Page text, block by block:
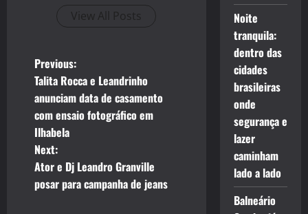
View All Posts
P
o
s
t
n
Previous:
Talita Rocca e Leandrinho
anunciam data de casamento
com ensaio fotográfico em
Ilhabela
Next:
Ator e Dj Leandro Granville
posar para campanha de jeans
Noite
tranquila:
dentro das
cidades
brasileiras
onde
segurança e
lazer
caminham
lado a lado
Balneário